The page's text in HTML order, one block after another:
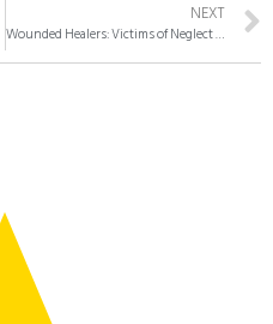
NEXT
Wounded Healers: Victims of Neglect or an Archetype of Freedom?